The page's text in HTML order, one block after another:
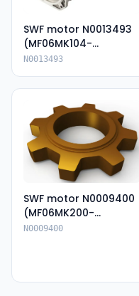
SWF motor N0013493
(MF06MK104-
136P85054-KIP66)
N0013493
SWF motor N0009400
(MF06MK200-
135A80062E-IP66)
N0009400